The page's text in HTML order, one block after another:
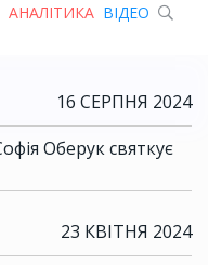
АНАЛІТИКА ВІДЕО
16 СЕРПНЯ 2024
Оберук святкує
23 КВІТНЯ 2024